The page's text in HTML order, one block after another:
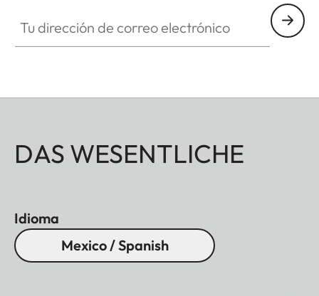
DAS WESENTLICHE
Idioma
Mexico / Spanish